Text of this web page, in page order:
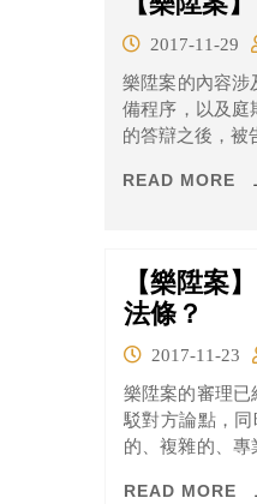
2017-11-29
樂陞案的內容涉
備程序，以及庭
的答辯之後，被
READ MORE
【樂陞案
法條？
2017-11-23
樂陞案的審理已
駁對方論點，同時也對刑期提出意見
的、複雜的、
權，刻意塑造「
READ MORE